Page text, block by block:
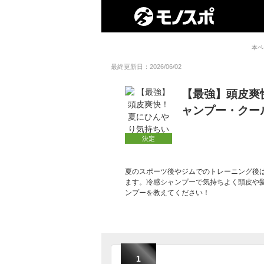
本
最終更新日：2026/06/02
決定
【最強】頭皮
ャンプー・ク
夏のスポーツ後やジムでのトレーニング後
ます。冷感シャンプーで気持ちよく頭皮
ンプーを教えてください！
1